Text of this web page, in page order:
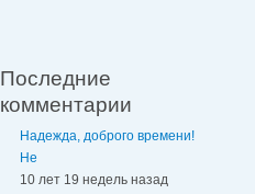
Последние
комментарии
Надежда, доброго времени!
Не
10 лет 19 недель назад